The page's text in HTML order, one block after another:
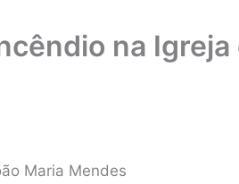
na Igreja
Maria Mendes